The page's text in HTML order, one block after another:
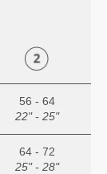
56 - 64
22" - 25"
64 - 72
25" - 28"